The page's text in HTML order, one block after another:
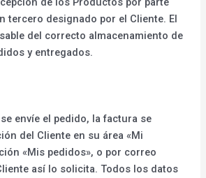
tercero designado por el Cliente. El
del correcto almacenamiento de
y entregados.
envíe el pedido, la factura se
del Cliente en su área «Mi
«Mis pedidos», o por correo
así lo solicita. Todos los datos